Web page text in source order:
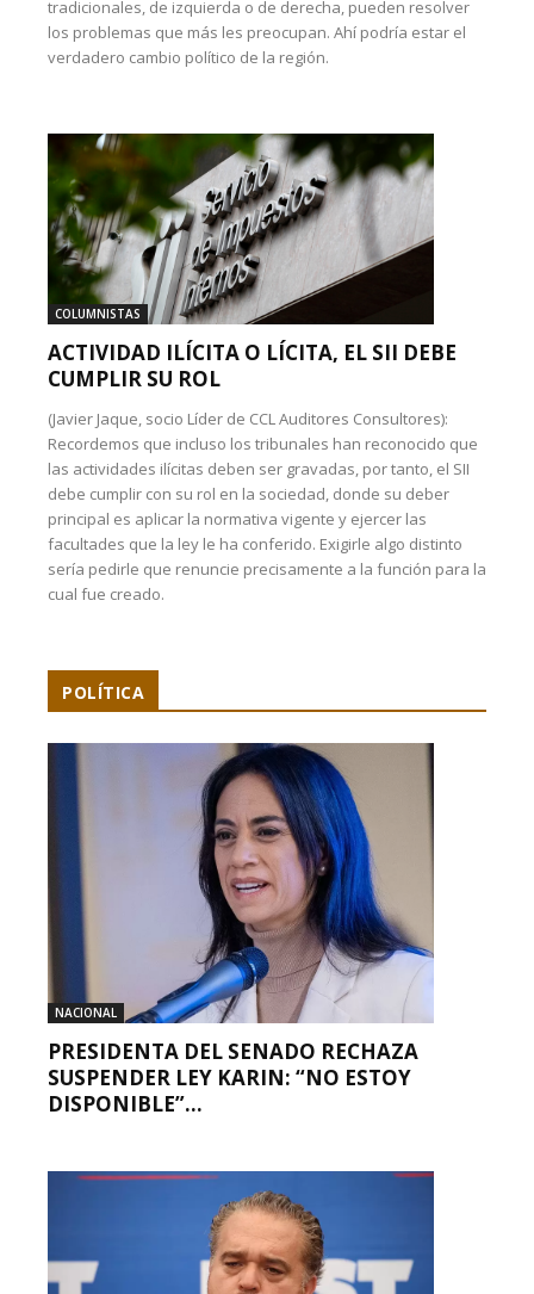
tradicionales, de izquierda o de derecha, pueden resolver
los problemas que más les preocupan. Ahí podría estar el
verdadero cambio político de la región.
COLUMNISTAS
ACTIVIDAD ILÍCITA O LÍCITA, EL SII DEBE
CUMPLIR SU ROL
(Javier Jaque, socio Líder de CCL Auditores Consultores):
Recordemos que incluso los tribunales han reconocido que
las actividades ilícitas deben ser gravadas, por tanto, el SII
debe cumplir con su rol en la sociedad, donde su deber
principal es aplicar la normativa vigente y ejercer las
facultades que la ley le ha conferido. Exigirle algo distinto
sería pedirle que renuncie precisamente a la función para la
cual fue creado.
POLÍTICA
NACIONAL
PRESIDENTA DEL SENADO RECHAZA
SUSPENDER LEY KARIN: “NO ESTOY
DISPONIBLE”...